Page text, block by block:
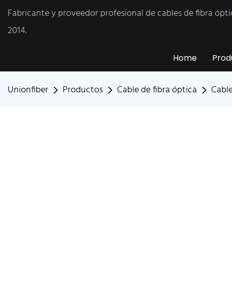
Fabricante y proveedor profesional de cables de fibra
2014.
Home
Unionfiber Productos Cable de fibra óptica